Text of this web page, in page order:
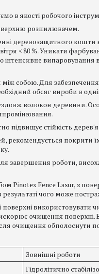
в якості робочого
розпилювачем.
деревозащитного кошти
< 80 %. Уникати
інтенсивне
собою. Для
обсяг вироби в
волокон деревини.
підвищує стійкість
рекомендується
завершення роботи,
Pinotex Fence Lasur, з
чого може
використовувати
очищення поверхні.
очищення обполоснути
Зовнішні роботи
Гідролітично